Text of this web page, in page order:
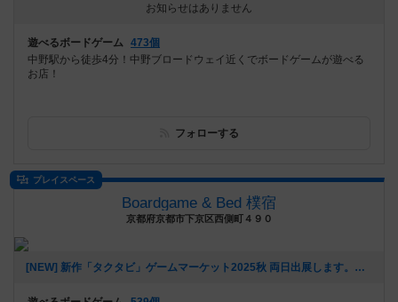
お知らせはありません
遊べるボードゲーム 473個
中野駅から徒歩4分！中野ブロードウェイ近くでボードゲームが遊べる
お店！
フォローする
プレイスペース
Boardgame & Bed 樸宿
京都府京都市下京区西側町４９０
[NEW] 新作「タクタビ」ゲームマーケット2025秋 両日出展します。（2025年08月24日 11時31分）